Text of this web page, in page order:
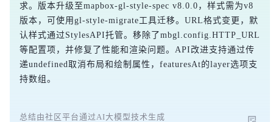
求。版本升级至mapbox-gl-style-spec v8.0.0，样式需为v8
版本，可使用gl-style-migrate工具迁移。URL格式变更，默
认样式通过StylesAPI托管。移除了mbgl.config.HTTP_URL
等配置项，并修复了性能和渲染问题。API改进支持通过传
递undefined取消布局和绘制属性，featuresAt的layer选项支
持数组。
总结由社区平台通过AI大模型技术生成